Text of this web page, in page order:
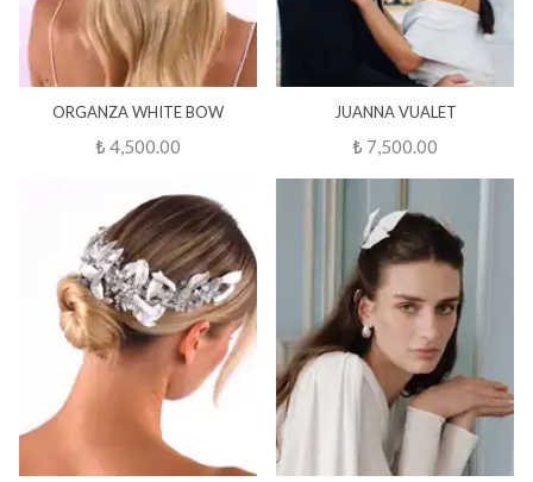
ORGANZA WHITE BOW
₺ 4,500.00
JUANNA VUALET
₺ 7,500.00